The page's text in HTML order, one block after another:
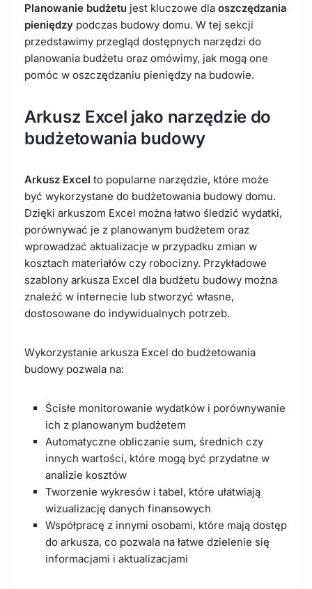
Planowanie budżetu jest kluczowe dla oszczędzania
pieniędzy podczas budowy domu. W tej sekcji
przedstawimy przegląd dostępnych narzędzi do
planowania budżetu oraz omówimy, jak mogą one
pomóc w oszczędzaniu pieniędzy na budowie.
Arkusz Excel jako narzędzie do
budżetowania budowy
Arkusz Excel to popularne narzędzie, które może
być wykorzystane do budżetowania budowy domu.
Dzięki arkuszom Excel można łatwo śledzić wydatki,
porównywać je z planowanym budżetem oraz
wprowadzać aktualizacje w przypadku zmian w
kosztach materiałów czy robocizny. Przykładowe
szablony arkusza Excel dla budżetu budowy można
znaleźć w internecie lub stworzyć własne,
dostosowane do indywidualnych potrzeb.
Wykorzystanie arkusza Excel do budżetowania
budowy pozwala na:
Ścisłe monitorowanie wydatków i porównywanie
ich z planowanym budżetem
Automatyczne obliczanie sum, średnich czy
innych wartości, które mogą być przydatne w
analizie kosztów
Tworzenie wykresów i tabel, które ułatwiają
wizualizację danych finansowych
Współpracę z innymi osobami, które mają dostęp
do arkusza, co pozwala na łatwe dzielenie się
informacjami i aktualizacjami